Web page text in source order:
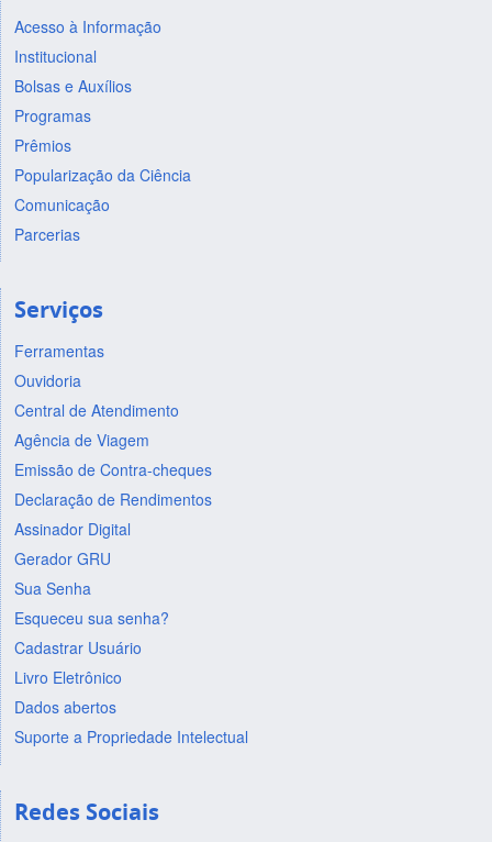
Acesso à Informação
Institucional
Bolsas e Auxílios
Programas
Prêmios
Popularização da Ciência
Comunicação
Parcerias
Serviços
Ferramentas
Ouvidoria
Central de Atendimento
Agência de Viagem
Emissão de Contra-cheques
Declaração de Rendimentos
Assinador Digital
Gerador GRU
Sua Senha
Esqueceu sua senha?
Cadastrar Usuário
Livro Eletrônico
Dados abertos
Suporte a Propriedade Intelectual
Redes Sociais